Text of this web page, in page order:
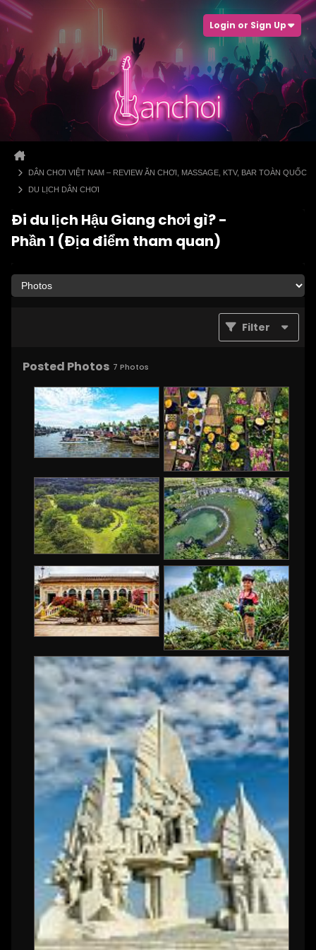
Login or Sign Up
DÂN CHƠI VIỆT NAM – REVIEW ĂN CHƠI, MASSAGE, KTV, BAR TOÀN QUỐC
DU LỊCH DÂN CHƠI
Đi du lịch Hậu Giang chơi gì? -
Phần 1 (Địa điểm tham quan)
Filter
Posted Photos 7 Photos